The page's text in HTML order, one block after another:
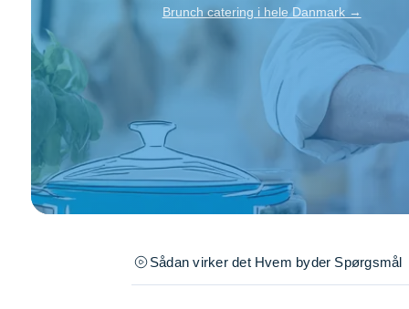
Se alle...
Brunch catering i hele Danmark →
Sådan virker det Hvem byder Spørgsmål